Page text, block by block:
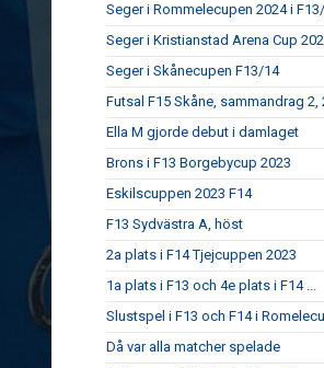
Seger i Rommelecupen 2024 i
Seger i Kristianstad Arena Cup
Seger i Skånecupen F13/14
Futsal F15 Skåne, sammandrag 2,
Ella M gjorde debut i damlaget
Brons i F13 Borgebycup 2023
Eskilscuppen 2023 F14
F13 Sydvästra A, höst
2a plats i F14 Tjejcuppen 2023
1a plats i F13 och 4e plats i F14 ...
Slustspel i F13 och F14 i
Då var alla matcher spelade